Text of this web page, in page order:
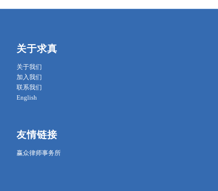
关于求真
关于我们
加入我们
联系我们
English
友情链接
赢众律师事务所